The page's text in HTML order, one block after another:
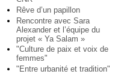
Rêve d’un papillon
Rencontre avec Sara
Alexander et l’équipe du
projet « Ya Salam »
"Culture de paix et voix de
femmes"
"Entre urbanité et tradition"